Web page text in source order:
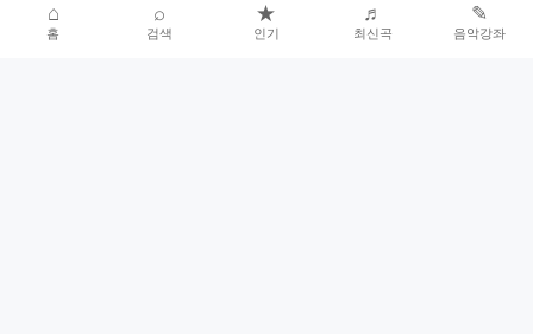
노래 가사, 곡 정보, 코드, 악보를 한곳에서 찾을 수 있는 음악 정보
서비스입니다.
⌂
홈
⌕
검색
★
인기
♬
최신곡
✎
음악강좌